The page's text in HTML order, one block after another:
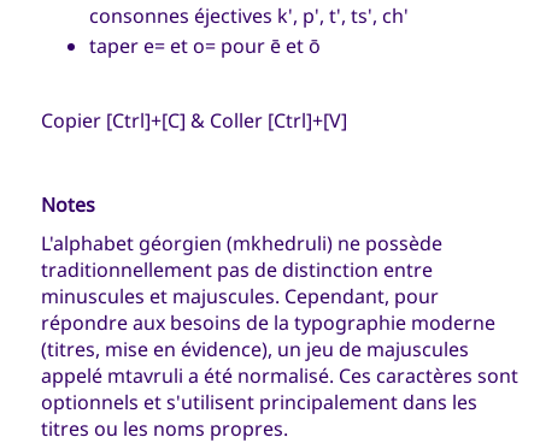
consonnes éjectives k', p', t', ts', ch'
taper e= et o= pour ē et ō
Copier [Ctrl]+[C] & Coller [Ctrl]+[V]
Notes
L'alphabet géorgien (mkhedruli) ne possède
traditionnellement pas de distinction entre
minuscules et majuscules. Cependant, pour
répondre aux besoins de la typographie moderne
(titres, mise en évidence), un jeu de majuscules
appelé mtavruli a été normalisé. Ces caractères sont
optionnels et s'utilisent principalement dans les
titres ou les noms propres.